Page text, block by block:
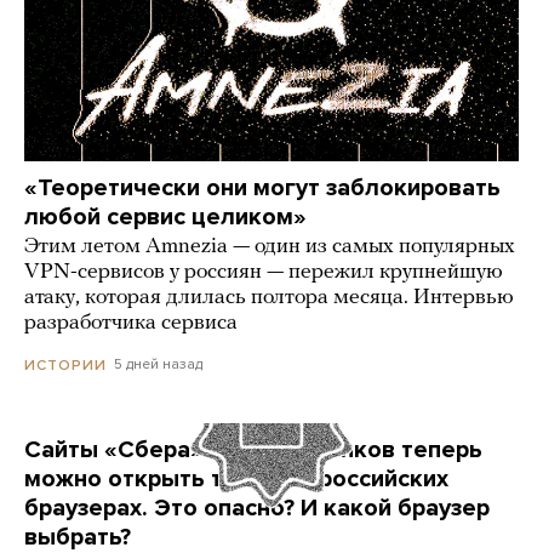
«Теоретически они могут заблокировать
любой сервис целиком»
Этим летом Amnezia — один из самых популярных
VPN-сервисов у россиян — пережил крупнейшую
атаку, которая длилась полтора месяца. Интервью
разработчика сервиса
ИСТОРИИ 5 дней назад
Сайты «Сбера» и других банков теперь
можно открыть только в российских
браузерах. Это опасно? И какой браузер
выбрать?